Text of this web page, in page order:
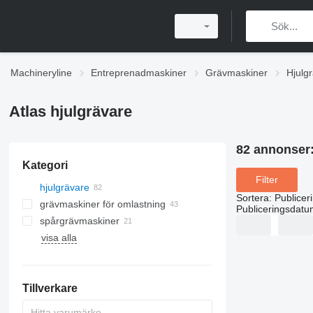
Machineryline Entreprenadmaskiner Grävmaskiner
Atlas hjulgrävare
Kategori
hjulgrävare
grävmaskiner för omlastning
spårgrävmaskiner
visa alla
Tillverkare
82 annonser:
Filter
Sortera: